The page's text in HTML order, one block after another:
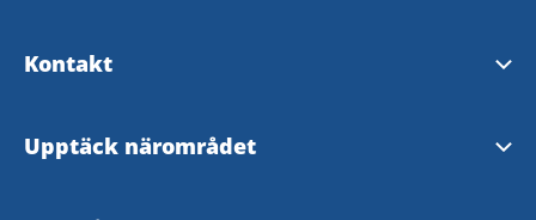
Kontakt
Tipsa om evenemang
Upptäck närområdet